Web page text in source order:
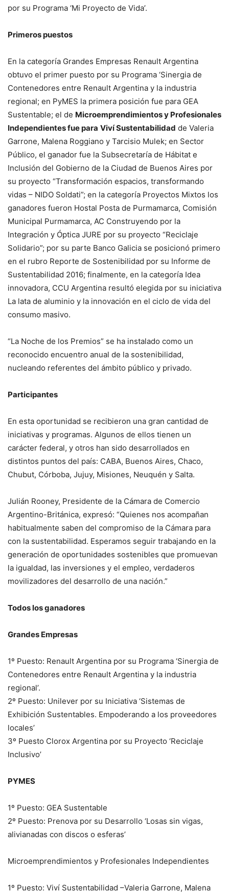
por su Programa ‘Mi Proyecto de Vida’.
Primeros puestos
En la categoría Grandes Empresas Renault Argentina
obtuvo el primer puesto por su Programa ‘Sinergia de
Contenedores entre Renault Argentina y la industria
regional; en PyMES la primera posición fue para GEA
Sustentable; el de Microemprendimientos y Profesionales
Independientes fue para Viví Sustentabilidad de Valeria
Garrone, Malena Roggiano y Tarcisio Mulek; en Sector
Público, el ganador fue la Subsecretaría de Hábitat e
Inclusión del Gobierno de la Ciudad de Buenos Aires por
su proyecto “Transformación espacios, transformando
vidas – NIDO Soldati”; en la categoría Proyectos Mixtos los
ganadores fueron Hostal Posta de Purmamarca, Comisión
Municipal Purmamarca, AC Construyendo por la
Integración y Óptica JURE por su proyecto “Reciclaje
Solidario”; por su parte Banco Galicia se posicionó primero
en el rubro Reporte de Sostenibilidad por su Informe de
Sustentabilidad 2016; finalmente, en la categoría Idea
innovadora, CCU Argentina resultó elegida por su iniciativa
La lata de aluminio y la innovación en el ciclo de vida del
consumo masivo.
“La Noche de los Premios” se ha instalado como un
reconocido encuentro anual de la sostenibilidad,
nucleando referentes del ámbito público y privado.
Participantes
En esta oportunidad se recibieron una gran cantidad de
iniciativas y programas. Algunos de ellos tienen un
carácter federal, y otros han sido desarrollados en
distintos puntos del país: CABA, Buenos Aires, Chaco,
Chubut, Córboba, Jujuy, Misiones, Neuquén y Salta.
Julián Rooney, Presidente de la Cámara de Comercio
Argentino-Británica, expresó: “Quienes nos acompañan
habitualmente saben del compromiso de la Cámara para
con la sustentabilidad. Esperamos seguir trabajando en la
generación de oportunidades sostenibles que promuevan
la igualdad, las inversiones y el empleo, verdaderos
movilizadores del desarrollo de una nación.”
Todos los ganadores
Grandes Empresas
1º Puesto: Renault Argentina por su Programa ‘Sinergia de
Contenedores entre Renault Argentina y la industria
regional’.
2º Puesto: Unilever por su Iniciativa ‘Sistemas de
Exhibición Sustentables. Empoderando a los proveedores
locales’
3º Puesto Clorox Argentina por su Proyecto ‘Reciclaje
Inclusivo’
PYMES
1º Puesto: GEA Sustentable
2º Puesto: Prenova por su Desarrollo ‘Losas sin vigas,
alivianadas con discos o esferas’
Microemprendimientos y Profesionales Independientes
1º Puesto: Viví Sustentabilidad –Valeria Garrone, Malena